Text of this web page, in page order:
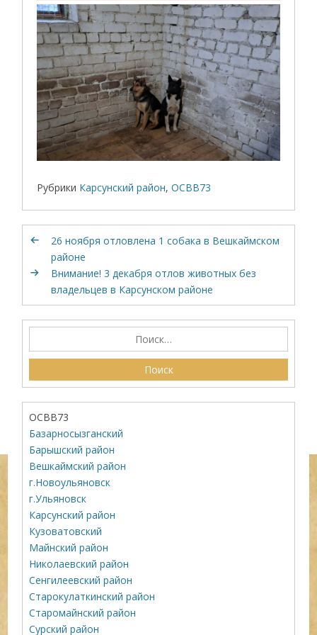
Рубрики Карсунский район,ОСВВ73
26 ноября отловлена 1 собака в Вешкаймском
районе
Внимание! 3 декабря отлов животных без
владельцев в Карсунском районе
ОСВВ73
Базарносызганский
Барышский район
Вешкаймский район
г.Новоульяновск
г.Ульяновск
Карсунский район
Кузоватовский
Майнский район
Николаевский район
Сенгилеевский район
Старокулаткинский район
Старомайнский район
Сурский район